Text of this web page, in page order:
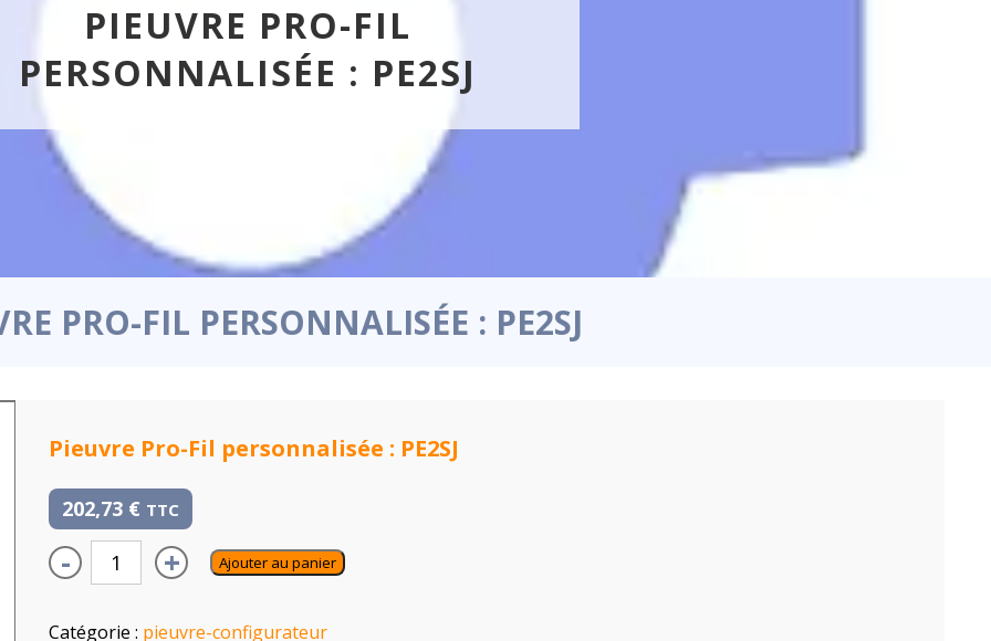
PIEUVRE PRO-FIL
PERSONNALISÉE : PE2SJ
PRO-FIL PERSONNALISÉE : PE2SJ
Pieuvre Pro-Fil personnalisée : PE2SJ
202,73 € TTC
- + Ajouter au panier
Catégorie : pieuvre-configurateur